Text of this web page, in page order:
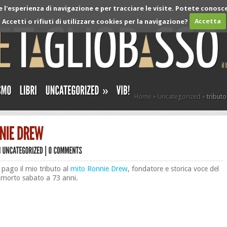
l'esperienza di navigazione e per tracciare le visite. Potete
o rifiuti di utilizzare cookies per la navigazione?
Accetta
» Home » Uncategorized »
pago il mio tributo almito Ronnie Drew, fondatore e storica voce del
sabato a 73 anni.